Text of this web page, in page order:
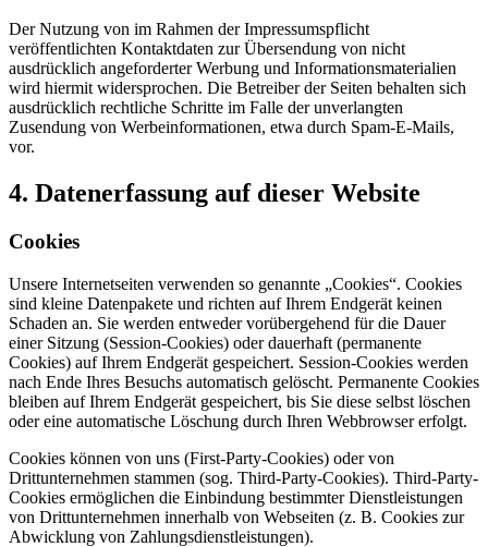
Der Nutzung von im Rahmen der Impressumspflicht
veröffentlichten Kontaktdaten zur Übersendung von nicht
ausdrücklich angeforderter Werbung und Informationsmaterialien
wird hiermit widersprochen. Die Betreiber der Seiten behalten sich
ausdrücklich rechtliche Schritte im Falle der unverlangten
Zusendung von Werbeinformationen, etwa durch Spam-E-Mails,
vor.
4. Datenerfassung auf dieser Website
Cookies
Unsere Internetseiten verwenden so genannte „Cookies“. Cookies
sind kleine Datenpakete und richten auf Ihrem Endgerät keinen
Schaden an. Sie werden entweder vorübergehend für die Dauer
einer Sitzung (Session-Cookies) oder dauerhaft (permanente
Cookies) auf Ihrem Endgerät gespeichert. Session-Cookies werden
nach Ende Ihres Besuchs automatisch gelöscht. Permanente Cookies
bleiben auf Ihrem Endgerät gespeichert, bis Sie diese selbst löschen
oder eine automatische Löschung durch Ihren Webbrowser erfolgt.
Cookies können von uns (First-Party-Cookies) oder von
Drittunternehmen stammen (sog. Third-Party-Cookies). Third-Party-
Cookies ermöglichen die Einbindung bestimmter Dienstleistungen
von Drittunternehmen innerhalb von Webseiten (z. B. Cookies zur
Abwicklung von Zahlungsdienstleistungen).